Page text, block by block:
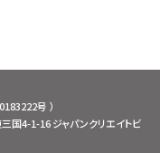
号 ）
4-1-16 ジャパンクリエイトビ